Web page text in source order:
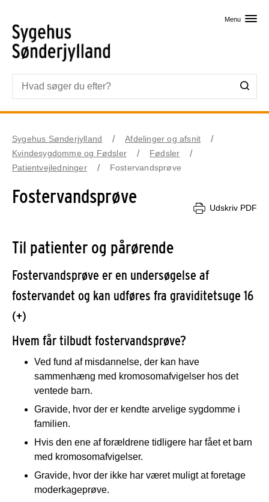
Menu
Sygehus Sønderjylland
Afdelinger og afsnit
Kvindesygdomme og Fødsler
Fødsler
Patientvejledninger
Fostervandsprøve
Fostervandsprøve
Udskriv PDF
Til patienter og pårørende
Fostervandsprøve er en undersøgelse af
fostervandet og kan udføres fra graviditetsuge 16
(+)
Hvem får tilbudt fostervandsprøve?
Ved fund af misdannelse, der kan have
sammenhæng med kromosomafvigelser hos det
ventede barn.
Gravide, hvor der er kendte arvelige sygdomme i
familien.
Hvis den ene af forældrene tidligere har fået et barn
med kromosomafvigelser.
Gravide, hvor der ikke har været muligt at foretage
moderkageprøve.